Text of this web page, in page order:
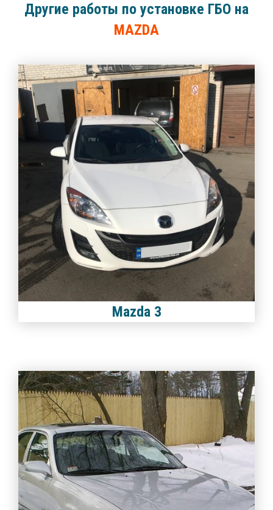
Другие работы по установке ГБО на
MAZDA
Mazda 3